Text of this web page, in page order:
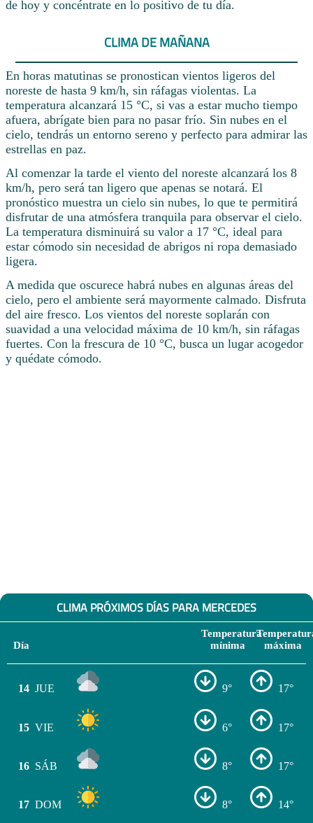
de hoy y concéntrate en lo positivo de tu día.
CLIMA DE MAÑANA
En horas matutinas se pronostican vientos ligeros del
noreste de hasta 9 km/h, sin ráfagas violentas. La
temperatura alcanzará 15 °C, si vas a estar mucho tiempo
afuera, abrígate bien para no pasar frío. Sin nubes en el
cielo, tendrás un entorno sereno y perfecto para admirar las
estrellas en paz.
Al comenzar la tarde el viento del noreste alcanzará los 8
km/h, pero será tan ligero que apenas se notará. El
pronóstico muestra un cielo sin nubes, lo que te permitirá
disfrutar de una atmósfera tranquila para observar el cielo.
La temperatura disminuirá su valor a 17 °C, ideal para
estar cómodo sin necesidad de abrigos ni ropa demasiado
ligera.
A medida que oscurece habrá nubes en algunas áreas del
cielo, pero el ambiente será mayormente calmado. Disfruta
del aire fresco. Los vientos del noreste soplarán con
suavidad a una velocidad máxima de 10 km/h, sin ráfagas
fuertes. Con la frescura de 10 °C, busca un lugar acogedor
y quédate cómodo.
CLIMA PRÓXIMOS DÍAS PARA MERCEDES
Día
Temperatura
mínima
máxima
14 JUE 9° 17°
15 VIE 6° 17°
16 SÁB 8° 17°
17 DOM 8° 14°